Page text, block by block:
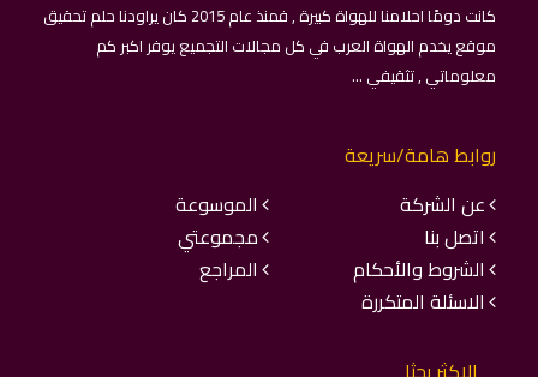
كانت دومًا احلامنا للهواة كبيرة , فمنذ عام 2015 كان يراودنا حلم تحقيق
موقع يخدم الهواة العرب في كل مجالات التجميع يوفر اكبر كم
معلوماتي , تثقيفي ...
روابط هامة/سريعة
عن الشركة
الموسوعة
اتصل بنا
مجموعتي
الشروط والأحكام
المراجع
الاسئلة المتكررة